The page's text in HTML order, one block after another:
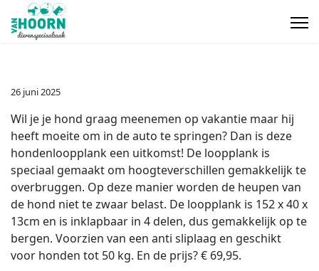
26 juni 2025
Wil je je hond graag meenemen op vakantie maar hij
heeft moeite om in de auto te springen? Dan is deze
hondenloopplank een uitkomst! De loopplank is
speciaal gemaakt om hoogteverschillen gemakkelijk te
overbruggen. Op deze manier worden de heupen van
de hond niet te zwaar belast. De loopplank is 152 x 40 x
13cm en is inklapbaar in 4 delen, dus gemakkelijk op te
bergen. Voorzien van een anti sliplaag en geschikt
voor honden tot 50 kg. En de prijs? € 69,95.